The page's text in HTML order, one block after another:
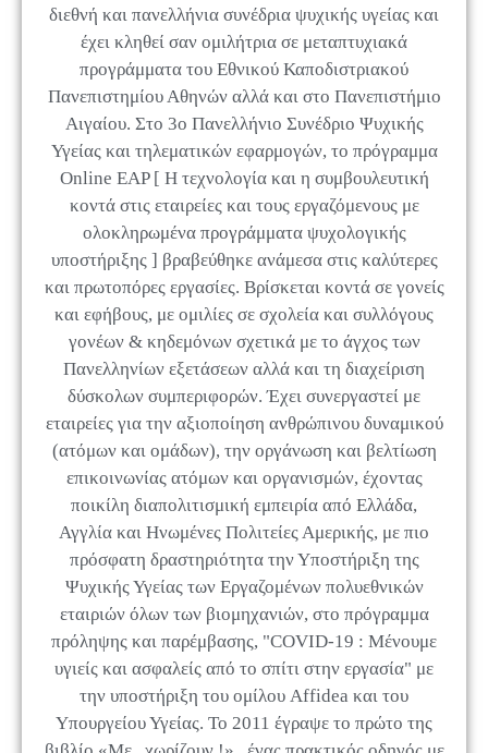
διεθνή και πανελλήνια συνέδρια ψυχικής υγείας και
έχει κληθεί σαν ομιλήτρια σε μεταπτυχιακά
προγράμματα του Εθνικού Καποδιστριακού
Πανεπιστημίου Αθηνών αλλά και στο Πανεπιστήμιο
Αιγαίου. Στο 3ο Πανελλήνιο Συνέδριο Ψυχικής
Υγείας και τηλεματικών εφαρμογών, το πρόγραμμα
Online EAP [ Η τεχνολογία και η συμβουλευτική
κοντά στις εταιρείες και τους εργαζόμενους με
ολοκληρωμένα προγράμματα ψυχολογικής
υποστήριξης ] βραβεύθηκε ανάμεσα στις καλύτερες
και πρωτοπόρες εργασίες. Βρίσκεται κοντά σε γονείς
και εφήβους, με ομιλίες σε σχολεία και συλλόγους
γονέων & κηδεμόνων σχετικά με το άγχος των
Πανελληνίων εξετάσεων αλλά και τη διαχείριση
δύσκολων συμπεριφορών. Έχει συνεργαστεί με
εταιρείες για την αξιοποίηση ανθρώπινου δυναμικού
(ατόμων και ομάδων), την οργάνωση και βελτίωση
επικοινωνίας ατόμων και οργανισμών, έχοντας
ποικίλη διαπολιτισμική εμπειρία από Ελλάδα,
Αγγλία και Ηνωμένες Πολιτείες Αμερικής, με πιο
πρόσφατη δραστηριότητα την Υποστήριξη της
Ψυχικής Υγείας των Εργαζομένων πολυεθνικών
εταιριών όλων των βιομηχανιών, στο πρόγραμμα
πρόληψης και παρέμβασης, "COVID-19 : Μένουμε
υγιείς και ασφαλείς από το σπίτι στην εργασία" με
την υποστήριξη του ομίλου Affidea και του
Υπουργείου Υγείας. Το 2011 έγραψε το πρώτο της